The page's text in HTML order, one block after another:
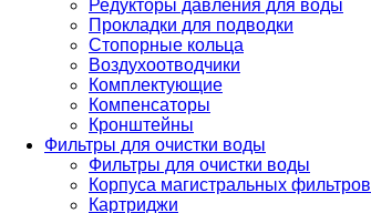
Редукторы давления для воды
Прокладки для подводки
Стопорные кольца
Воздухоотводчики
Комплектующие
Компенсаторы
Кронштейны
Фильтры для очистки воды
Фильтры для очистки воды
Корпуса магистральных фильтров
Картриджи